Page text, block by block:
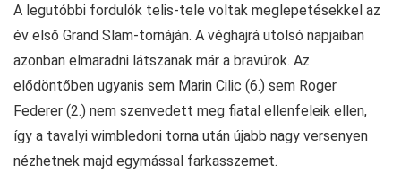
A legutóbbi fordulók telis-tele voltak meglepetésekkel az
év első Grand Slam-tornáján. A véghajrá utolsó napjaiban
azonban elmaradni látszanak már a bravúrok. Az
elődöntőben ugyanis sem Marin Cilic (6.) sem Roger
Federer (2.) nem szenvedett meg fiatal ellenfeleik ellen,
így a tavalyi wimbledoni torna után újabb nagy versenyen
nézhetnek majd egymással farkasszemet.